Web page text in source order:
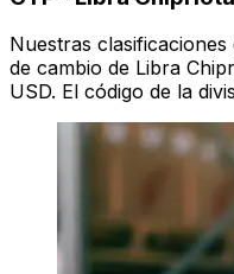
Nuestras
de cambio de Libra
USD. El código de la